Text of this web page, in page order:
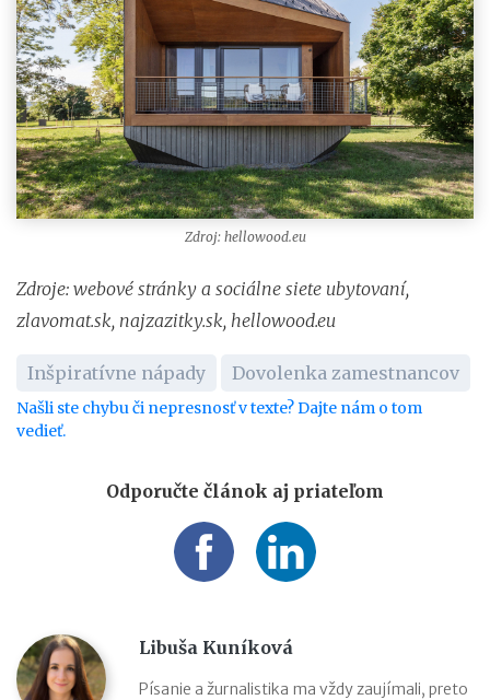
Zdroj: hellowood.eu
Zdroje: webové stránky a sociálne siete ubytovaní,
zlavomat.sk, najzazitky.sk, hellowood.eu
Inšpiratívne nápady Dovolenka zamestnancov
Našli ste chybu či nepresnosť v texte? Dajte nám o tom
vedieť.
Odporučte článok aj priateľom
Libuša Kuníková
Písanie a žurnalistika ma vždy zaujímali, preto